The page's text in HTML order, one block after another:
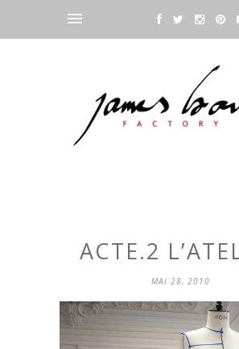
ACTE.2
MAI 28, 2010